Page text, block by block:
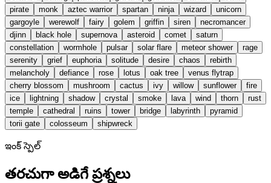
pirate
monk aztec warrior spartan ninja wizard
unicorn
gargoyle
werewolf fairy golem griffin siren
necromancer
djinn
black hole supernova asteroid comet
saturn
constellation
wormhole pulsar solar flare meteor shower
rage
serenity
grief euphoria solitude desire chaos
rebirth
melancholy
defiance rose lotus oak tree
venus flytrap
cherry blossom
mushroom cactus ivy willow sunflower
fire
ice
lightning shadow crystal smoke lava wind thorn
rust
temple
cathedral ruins tower bridge labyrinth
pyramid
torii gate
colosseum shipwreck
ఇంక్ స్పెల్
తరచుగా అడిగే ప్రశ్నలు